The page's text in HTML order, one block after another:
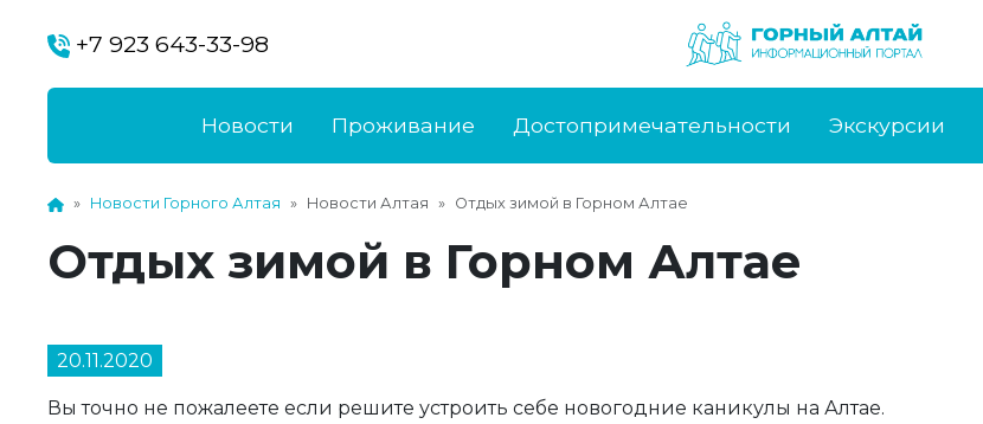
+7 923 643-33-98
Новости Проживание Достопримечательности Экскурсии
Новости Горного Алтая Новости Алтая Отдых зимой в Горном Алтае
Отдых зимой в Горном Алтае
20.11.2020
Вы точно не пожалеете если решите устроить себе новогодние каникулы на Алтае.